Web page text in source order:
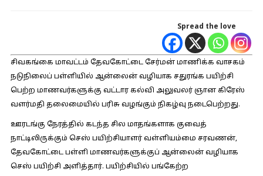
Spread the love
சிவகங்கை மாவட்டம் தேவகோட்டை சேர்மன் மாணிக்க வாசகம்
நடுநிலைப் பள்ளியில் ஆன்லைன் வழியாக சதுரங்க பயிற்சி
பெற்ற மாணவர்களுக்கு வட்டார கல்வி அலுவலர் ஞான கிரேஸ்
வளர்மதி தலைமையில் பரிசு வழங்கும் நிகழ்வு நடைபெற்றது.
ஊரடங்கு நேரத்தில் கடந்த சில மாதங்களாக குவைத்
நாட்டிலிருக்கும் செஸ் பயிற்சியாளர் வள்ளியம்மை சரவணன்,
தேவகோட்டை பள்ளி மாணவர்களுக்குப் ஆன்லைன் வழியாக
செஸ் பயிற்சி அளித்தார். பயிற்சியில் பங்கேற்ற